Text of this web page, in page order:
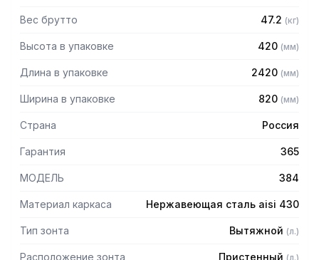
0,8мм
— Поставляется в собранном виде
Вес брутто 47.2 (кг)
Высота в упаковке 420 (мм)
Длина в упаковке 2420 (мм)
Ширина в упаковке 820 (мм)
Страна Россия
Гарантия 365
МОДЕЛЬ 384
Материал каркаса Нержавеющая сталь aisi 430
Тип зонта Вытяжной (л.)
Расположение зонта Пристенный (л.)